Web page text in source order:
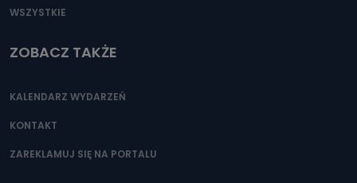
WSZYSTKIE
ZOBACZ TAKŻE
KALENDARZ WYDARZEŃ
KONTAKT
ZAREKLAMUJ SIĘ NA PORTALU